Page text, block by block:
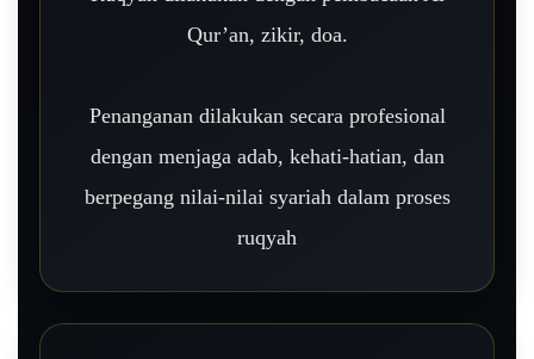
Qur’an, zikir, doa.
Penanganan dilakukan secara profesional
dengan menjaga adab, kehati-hatian, dan
berpegang nilai-nilai syariah dalam proses
ruqyah